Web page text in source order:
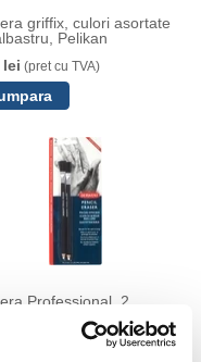
griffix, culori asortate
Pelikan
lei (pret cu TVA)
Professional, 2
blister, Derwent